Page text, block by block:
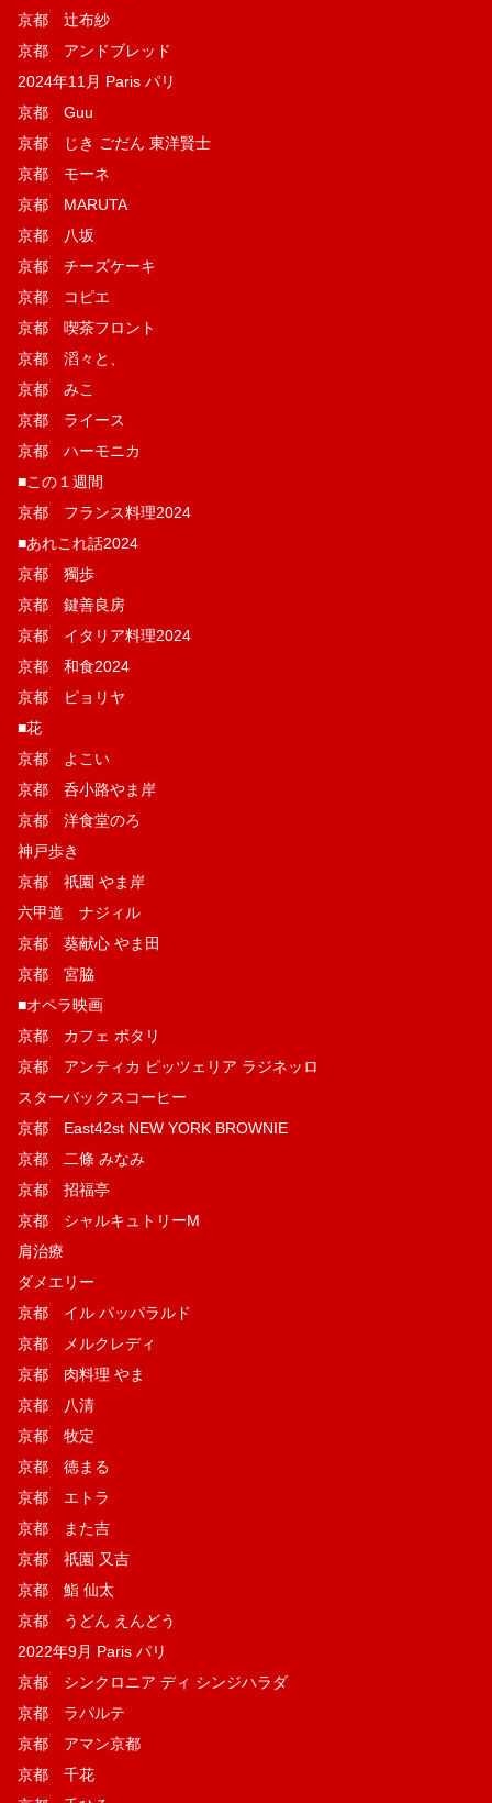
京都 辻布紗
京都 アンドブレッド
2024年11月 Paris パリ
京都 Guu
京都 じき ごだん 東洋賢士
京都 モーネ
京都 MARUTA
京都 八坂
京都 チーズケーキ
京都 コピエ
京都 喫茶フロント
京都 滔々と、
京都 みこ
京都 ライース
京都 ハーモニカ
■この１週間
京都 フランス料理2024
■あれこれ話2024
京都 獨歩
京都 鍵善良房
京都 イタリア料理2024
京都 和食2024
京都 ピョリヤ
■花
京都 よこい
京都 呑小路やま岸
京都 洋食堂のろ
神戸歩き
京都 祇園 やま岸
六甲道 ナジィル
京都 葵献心 やま田
京都 宮脇
■オペラ映画
京都 カフェ ポタリ
京都 アンティカ ピッツェリア ラジネッロ
スターバックスコーヒー
京都 East42st NEW YORK BROWNIE
京都 二條 みなみ
京都 招福亭
京都 シャルキュトリーM
肩治療
ダメエリー
京都 イル パッパラルド
京都 メルクレディ
京都 肉料理 やま
京都 八清
京都 牧定
京都 徳まる
京都 エトラ
京都 また吉
京都 祇園 又吉
京都 鮨 仙太
京都 うどん えんどう
2022年9月 Paris パリ
京都 シンクロニア ディ シンジハラダ
京都 ラパルテ
京都 アマン京都
京都 千花